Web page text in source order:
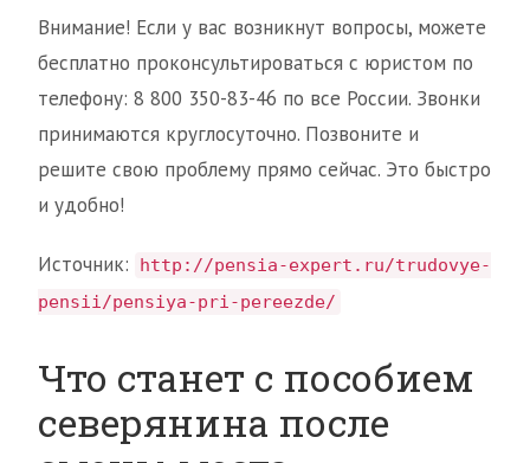
Внимание! Если у вас возникнут вопросы, можете
бесплатно проконсультироваться с юристом по
телефону: 8 800 350-83-46 по все России. Звонки
принимаются круглосуточно. Позвоните и
решите свою проблему прямо сейчас. Это быстро
и удобно!
Источник:
http://pensia-expert.ru/trudovye-
pensii/pensiya-pri-pereezde/
Что станет с пособием
северянина после